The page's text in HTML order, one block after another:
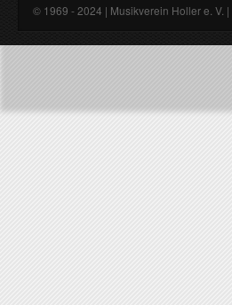
© 1969 - 2024 | Musikverein Holler e. V. |